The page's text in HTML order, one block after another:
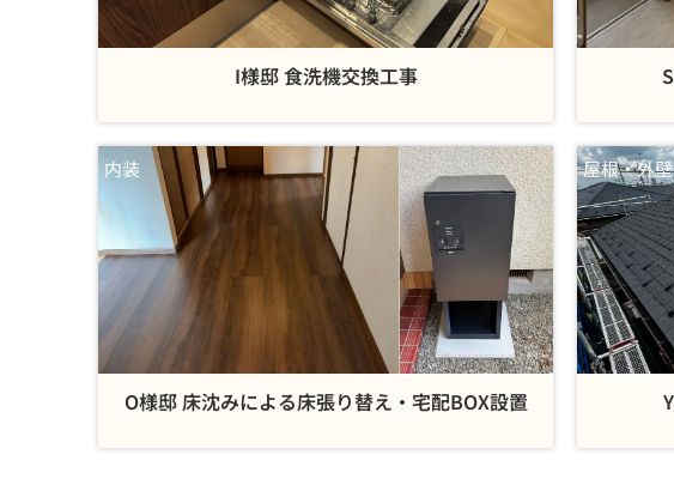
I様邸 食洗機交換工事
内装
O様邸 床沈みによる床張り替え・宅配BOX設置
屋根・外壁